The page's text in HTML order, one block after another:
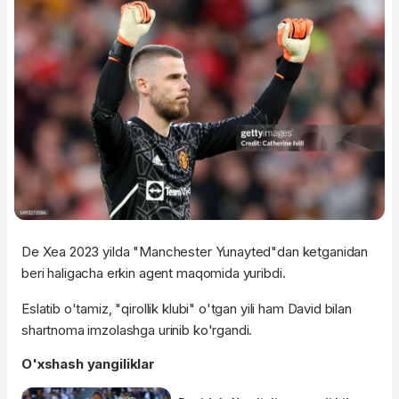
De Xea 2023 yilda "Manchester Yunayted"dan ketganidan
beri haligacha erkin agent maqomida yuribdi.
Eslatib o'tamiz, "qirollik klubi" o'tgan yili ham David bilan
shartnoma imzolashga urinib ko'rgandi.
O'xshash yangiliklar